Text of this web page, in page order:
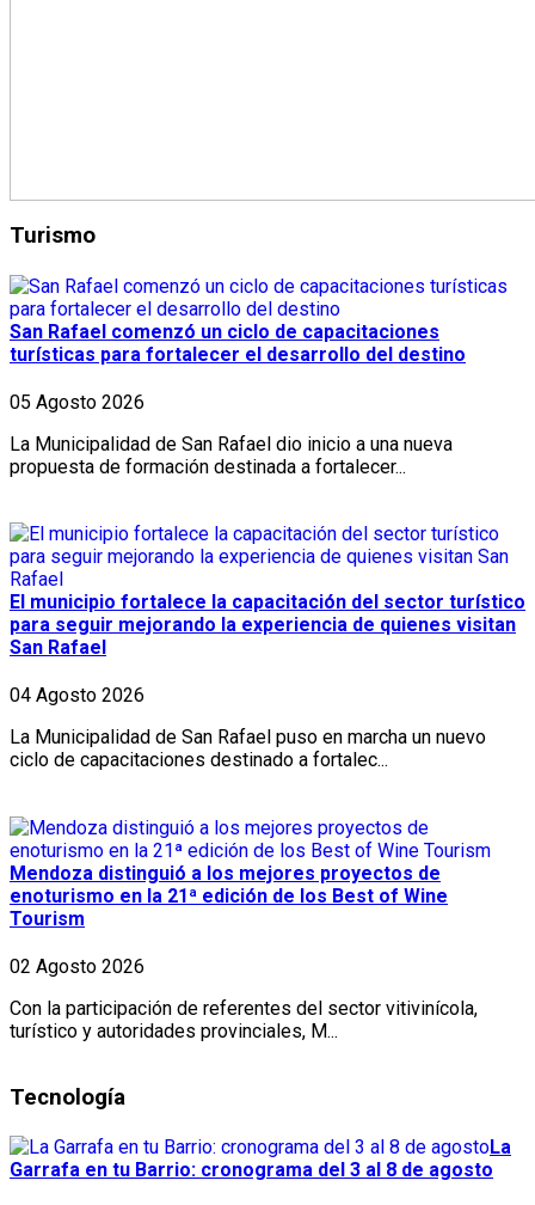
Turismo
San Rafael comenzó un ciclo de capacitaciones
turísticas para fortalecer el desarrollo del destino
05 Agosto 2026
La Municipalidad de San Rafael dio inicio a una nueva
propuesta de formación destinada a fortalecer...
El municipio fortalece la capacitación del sector turístico
para seguir mejorando la experiencia de quienes visitan
San Rafael
04 Agosto 2026
La Municipalidad de San Rafael puso en marcha un nuevo
ciclo de capacitaciones destinado a fortalec...
Mendoza distinguió a los mejores proyectos de
enoturismo en la 21ª edición de los Best of Wine
Tourism
02 Agosto 2026
Con la participación de referentes del sector vitivinícola,
turístico y autoridades provinciales, M...
Tecnología
La
Garrafa en tu Barrio: cronograma del 3 al 8 de agosto